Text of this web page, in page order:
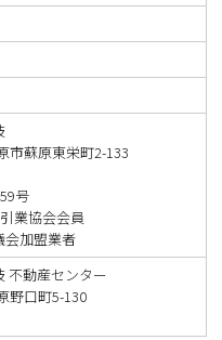
市蘇原東栄町2-133
号
業協会会員
会加盟業者
不動産センター
野口町5-130